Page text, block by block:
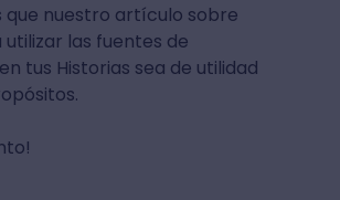
que nuestro artículo sobre
las fuentes de
tus Historias sea de utilidad